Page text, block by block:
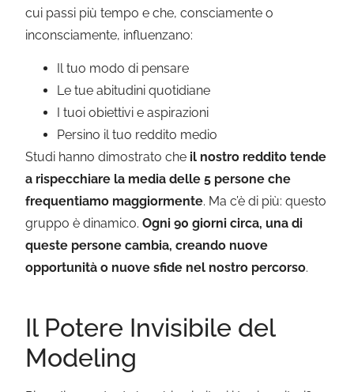
cui passi più tempo e che, consciamente o
inconsciamente, influenzano:
Il tuo modo di pensare
Le tue abitudini quotidiane
I tuoi obiettivi e aspirazioni
Persino il tuo reddito medio
Studi hanno dimostrato che il nostro reddito tende
a rispecchiare la media delle 5 persone che
frequentiamo maggiormente. Ma c’è di più: questo
gruppo è dinamico.Ogni 90 giorni circa, una di
queste persone cambia, creando nuove
opportunità o nuove sfide nel nostro percorso.
Il Potere Invisibile del
Modeling